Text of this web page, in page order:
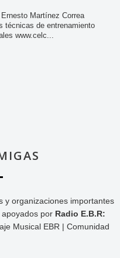
Martínez Correa
técnicas de entrenamiento
www.celc...
y organizaciones importantes
por Radio E.B.R:
Musical EBR | Comunidad